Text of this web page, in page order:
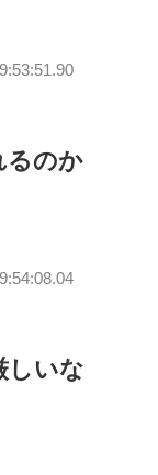
るのか
しいな